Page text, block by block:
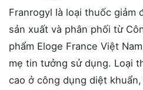
Franrogyl là loại thuốc giảm
sản xuất và phân phối từ
phẩm Eloge France Việt
mẹ tin tưởng sử dụng. Loại
cao ở công dụng diệt